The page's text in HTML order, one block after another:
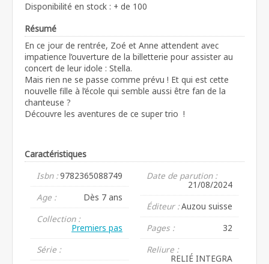
Disponibilité en stock : + de 100
Résumé
En ce jour de rentrée, Zoé et Anne attendent avec
impatience l’ouverture de la billetterie pour assister au
concert de leur idole : Stella.
Mais rien ne se passe comme prévu ! Et qui est cette
nouvelle fille à l’école qui semble aussi être fan de la
chanteuse ?
Découvre les aventures de ce super trio !
Caractéristiques
Isbn :9782365088749
Age :
Dès 7 ans
Collection :
Premiers pas
Série :
Date de parution :
21/08/2024
Éditeur :Auzou suisse
Pages :
32
Reliure :
RELIÉ INTEGRA